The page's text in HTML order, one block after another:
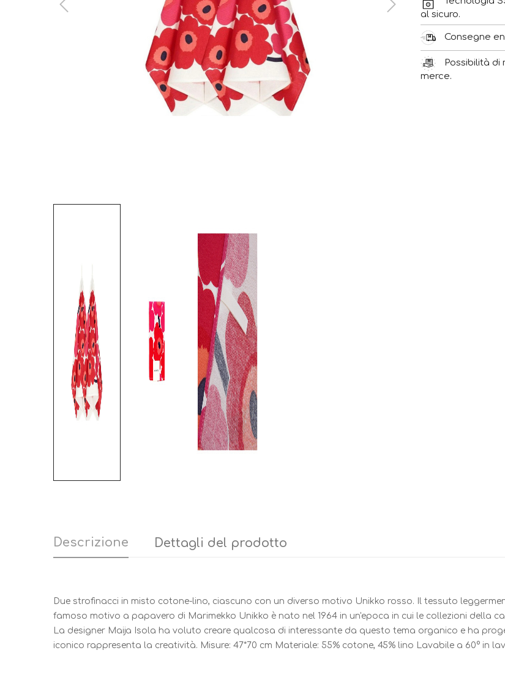
al sicuro.
Consegne
Possibilità
merce.
Descrizione Dettagli del prodotto
Due strofinacci in misto cotone-lino, ciascuno con un diverso motivo Unikko rosso. Il tessuto
famoso motivo a papavero di Marimekko Unikko è nato nel 1964 in un'epoca in cui le collezioni della
La designer Maija Isola ha voluto creare qualcosa di interessante da questo tema organico e ha
iconico rappresenta la creatività. Misure: 47*70 cm Materiale: 55% cotone, 45% lino Lavabile a 60° in